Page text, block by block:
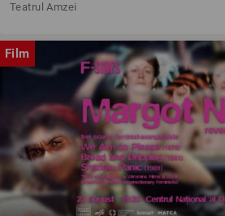
Teatrul Amzei
Film